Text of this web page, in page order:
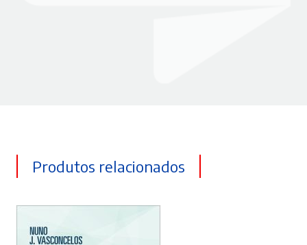
Produtos relacionados